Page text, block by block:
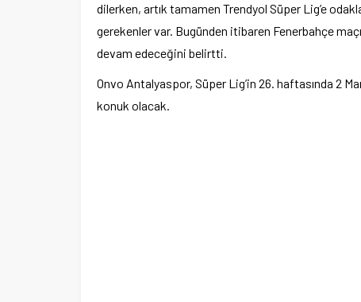
dilerken, artık tamamen Trendyol Süper Lig’e
gerekenler var. Bugünden itibaren Fenerbahçe
devam edeceğini belirtti.
Onvo Antalyaspor, Süper Lig’in 26. haftasında 2
konuk olacak.